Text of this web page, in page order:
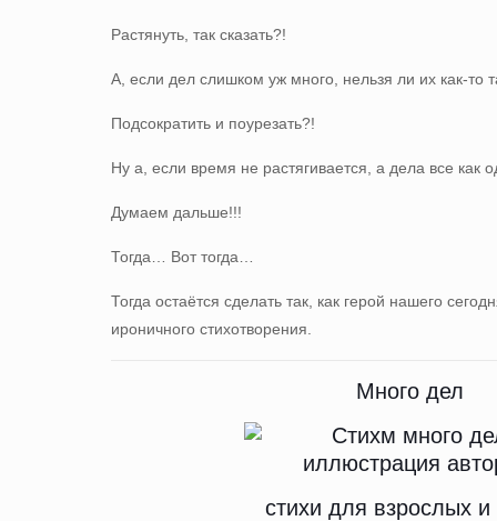
Растянуть, так сказать?!
А, если дел слишком уж много, нельзя ли их как-то
Подсократить и поурезать?!
Ну а, если время не растягивается, а дела все как
Думаем дальше!!!
Тогда… Вот тогда…
Тогда остаётся сделать так, как герой нашего
ироничного стихотворения.
Много дел
стихи для взрослых и